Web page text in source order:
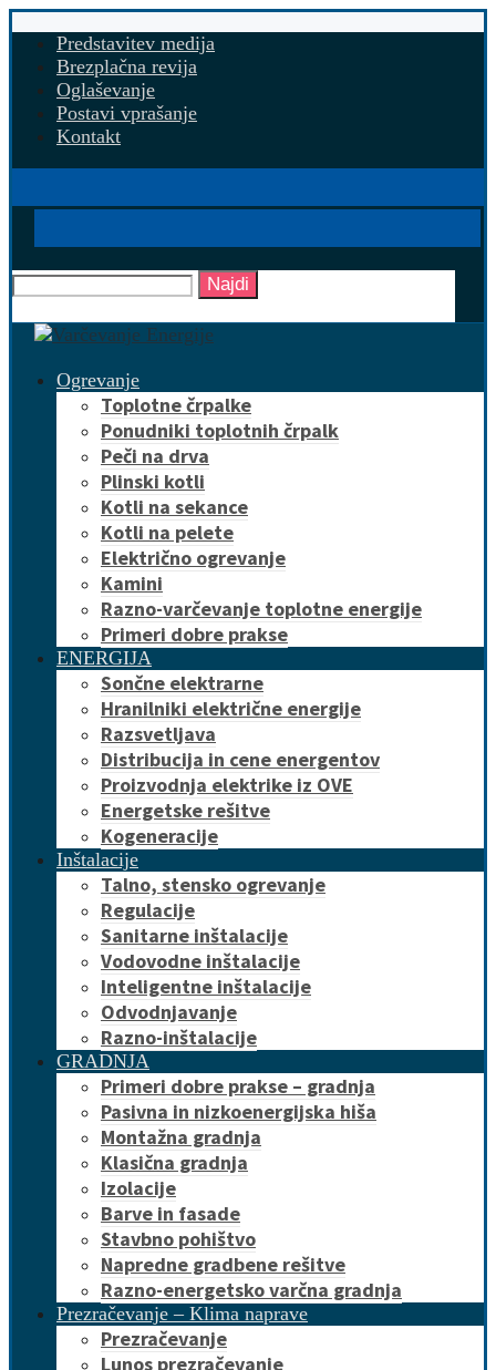
Predstavitev medija
Brezplačna revija
Oglaševanje
Postavi vprašanje
Kontakt
Najdi
Ogrevanje
Toplotne črpalke
Ponudniki toplotnih črpalk
Peči na drva
Plinski kotli
Kotli na sekance
Kotli na pelete
Električno ogrevanje
Kamini
Razno-varčevanje toplotne energije
Primeri dobre prakse
ENERGIJA
Sončne elektrarne
Hranilniki električne energije
Razsvetljava
Distribucija in cene energentov
Proizvodnja elektrike iz OVE
Energetske rešitve
Kogeneracije
Inštalacije
Talno, stensko ogrevanje
Regulacije
Sanitarne inštalacije
Vodovodne inštalacije
Inteligentne inštalacije
Odvodnjavanje
Razno-inštalacije
GRADNJA
Primeri dobre prakse – gradnja
Pasivna in nizkoenergijska hiša
Montažna gradnja
Klasična gradnja
Izolacije
Barve in fasade
Stavbno pohištvo
Napredne gradbene rešitve
Razno-energetsko varčna gradnja
Prezračevanje – Klima naprave
Prezračevanje
Lunos prezračevanje